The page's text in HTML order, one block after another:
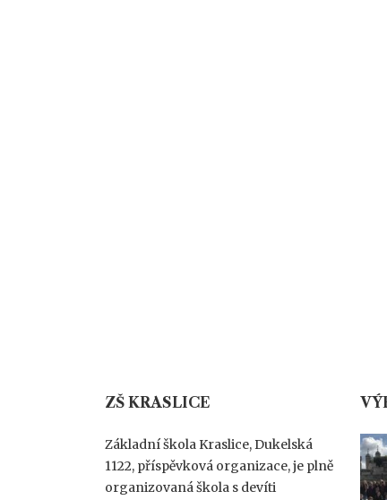
ZŠ KRASLICE
Základní škola Kraslice, Dukelská
1122, příspěvková organizace, je plně
organizovaná škola s devíti